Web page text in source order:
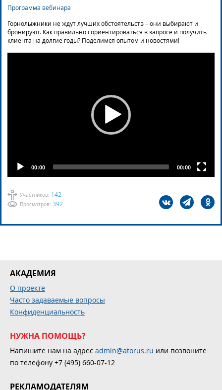
Участников: 142
Просмотров: 392
Программа вебинара
Горнолыжники не ждут лучших обстоятельств – они выбирают и
бронируют. Как правильно сориентироваться в запросе и получить
клиента на долгие годы? Поделимся опытом и новостями!
00:00 00:00
АКАДЕМИЯ
О проекте
Часто задаваемые вопросы
Конфиденциальность
НУЖНА ПОМОЩЬ?
Напишите нам на адрес admin@atorus.ru или позвоните
по телефону +7 (495) 660-07-12
РЕКЛАМОДАТЕЛЯМ